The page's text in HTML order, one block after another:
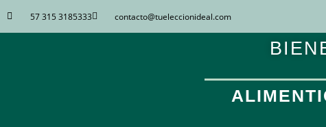
57 315 3185333 contacto​@tueleccionideal.com